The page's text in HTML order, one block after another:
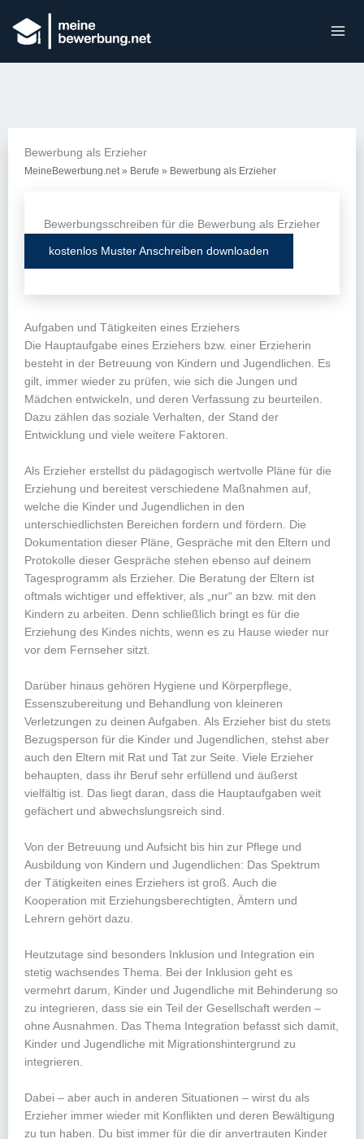
Bewerbung als Erzieher
MeineBewerbung.net » Berufe » Bewerbung als Erzieher
Bewerbungsschreiben für die Bewerbung als Erzieher
kostenlos Muster Anschreiben downloaden
Aufgaben und Tätigkeiten eines Erziehers
Die Hauptaufgabe eines Erziehers bzw. einer Erzieherin
besteht in der Betreuung von Kindern und Jugendlichen. Es
gilt, immer wieder zu prüfen, wie sich die Jungen und
Mädchen entwickeln, und deren Verfassung zu beurteilen.
Dazu zählen das soziale Verhalten, der Stand der
Entwicklung und viele weitere Faktoren.
Als Erzieher erstellst du pädagogisch wertvolle Pläne für die
Erziehung und bereitest verschiedene Maßnahmen auf,
welche die Kinder und Jugendlichen in den
unterschiedlichsten Bereichen fordern und fördern. Die
Dokumentation dieser Pläne, Gespräche mit den Eltern und
Protokolle dieser Gespräche stehen ebenso auf deinem
Tagesprogramm als Erzieher. Die Beratung der Eltern ist
oftmals wichtiger und effektiver, als „nur“ an bzw. mit den
Kindern zu arbeiten. Denn schließlich bringt es für die
Erziehung des Kindes nichts, wenn es zu Hause wieder nur
vor dem Fernseher sitzt.
Darüber hinaus gehören Hygiene und Körperpflege,
Essenszubereitung und Behandlung von kleineren
Verletzungen zu deinen Aufgaben. Als Erzieher bist du stets
Bezugsperson für die Kinder und Jugendlichen, stehst aber
auch den Eltern mit Rat und Tat zur Seite. Viele Erzieher
behaupten, dass ihr Beruf sehr erfüllend und äußerst
vielfältig ist. Das liegt daran, dass die Hauptaufgaben weit
gefächert und abwechslungsreich sind.
Von der Betreuung und Aufsicht bis hin zur Pflege und
Ausbildung von Kindern und Jugendlichen: Das Spektrum
der Tätigkeiten eines Erziehers ist groß. Auch die
Kooperation mit Erziehungsberechtigten, Ämtern und
Lehrern gehört dazu.
Heutzutage sind besonders Inklusion und Integration ein
stetig wachsendes Thema. Bei der Inklusion geht es
vermehrt darum, Kinder und Jugendliche mit Behinderung so
zu integrieren, dass sie ein Teil der Gesellschaft werden –
ohne Ausnahmen. Das Thema Integration befasst sich damit,
Kinder und Jugendliche mit Migrationshintergrund zu
integrieren.
Dabei – aber auch in anderen Situationen – wirst du als
Erzieher immer wieder mit Konflikten und deren Bewältigung
zu tun haben. Du bist immer für die dir anvertrauten Kinder